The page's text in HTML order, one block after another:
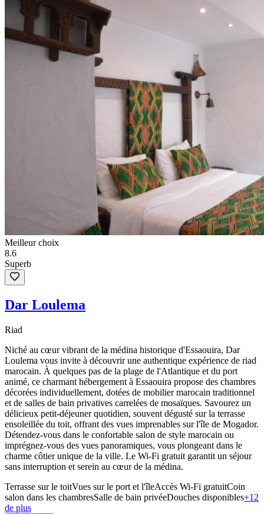
Meilleur choix
8.6
Superb
Dar Loulema
Riad
Niché au cœur vibrant de la médina historique d'Essaouira, Dar
Loulema vous invite à découvrir une authentique expérience de riad
marocain. À quelques pas de la plage de l'Atlantique et du port
animé, ce charmant hébergement à Essaouira propose des chambres
décorées individuellement, dotées de mobilier marocain traditionnel
et de salles de bain privatives carrelées de mosaïques. Savourez un
délicieux petit-déjeuner quotidien, souvent dégusté sur la terrasse
ensoleillée du toit, offrant des vues imprenables sur l'île de Mogador.
Détendez-vous dans le confortable salon de style marocain ou
imprégnez-vous des vues panoramiques, vous plongeant dans le
charme côtier unique de la ville. Le Wi-Fi gratuit garantit un séjour
sans interruption et serein au cœur de la médina.
Terrasse sur le toitVues sur le port et l'îleAccès Wi-Fi gratuitCoin
salon dans les chambresSalle de bain privéeDouches disponibles+12
de plus